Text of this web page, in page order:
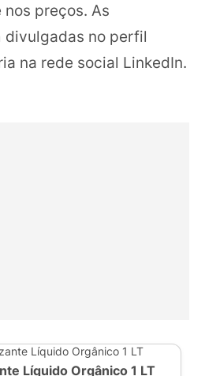
preços. As
divulgadas no perfil
na rede social LinkedIn.
Líquido Orgânico 1 LT